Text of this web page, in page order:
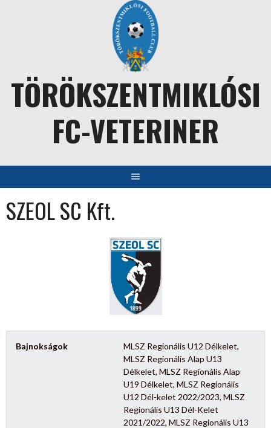
TÖRÖKSZENTMIKLÓSI
FC-VETERINER
SZEOL SC Kft.
Bajnokságok
MLSZ Regionális U12 Délkelet,
MLSZ Regionális Alap U13
Délkelet, MLSZ Regionális Alap
U19 Délkelet, MLSZ Regionális
U12 Dél-kelet 2022/2023, MLSZ
Regionális U13 Dél-Kelet
2021/2022, MLSZ Regionális U13